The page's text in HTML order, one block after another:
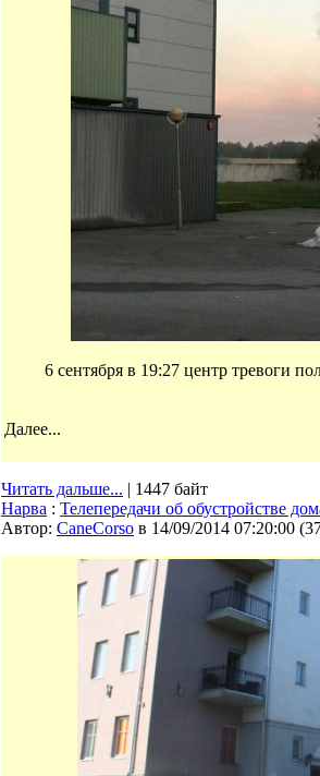
6 сентября в 19:27 центр тревоги
Далее...
Читать дальше... | 1447 байт
Нарва : Телепередачи об обустройстве
Автор: CaneCorso в 14/09/2014 07:20:00 (